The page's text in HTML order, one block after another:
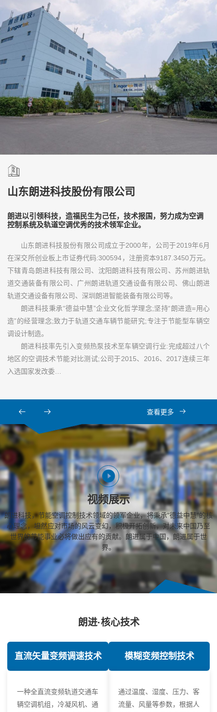
山东朗进科技股份有限公司
朗进以引领科技，造福民生为己任，技术报国，努力成为空调
控制系统及轨道空调优秀的技术领军企业。
山东朗进科技股份有限公司成立于2000年，公司于2019年6月
在深交所创业板上市证券代码:300594，注册资本9187.3450万元。
下辖青岛朗进科技有限公司、沈阳朗进科技有限公司、苏州朗进轨
道交通装备有限公司、广州朗进轨道交通设备有限公司、佛山朗进
轨道交通设备有限公司、深圳朗进智能装备有限公司等。
朗进科技秉承“德益中慧”企业文化哲学理念;坚持“朗进造=用心
造”的经营理念;致力于轨道交通车辆节能研究;专注于节能型车辆空
调设计制造。
朗进科技率先引入变频热泵技术至车辆空调行业:完成超过八个
地区的空调技术节能对比测试;公司于2015、2016、2017连续三年
入选国家发改委…
查看更多
视频展示
朗进科技，节能空调控制技术领域的领军企业，将秉承“德益中慧”的核
心理念，坦然应对市场的风云变幻，积极开拓创新，对未来中国乃至
世界的节能事业必将做出应有的贡献。朗进属于中国，朗进属于世
界。
朗进·核心技术
直流矢量变频调速技术
一种全直流变频轨道交通车
辆空调机组，冷凝风机、通
模糊变频控制技术
通过温度、湿度、压力、客
流量、风量等参数，根据人